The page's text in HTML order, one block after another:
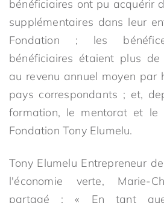
bénéficiaires ont pu acquérir
supplémentaires dans leur
Fondation ; les
bénéficiaires étaient plus
au revenu annuel moyen par
pays correspondants ; et,
formation, le mentorat et le
Fondation Tony Elumelu.
Tony Elumelu Entrepreneur
l'économie verte, Marie-
partagé : « En tant